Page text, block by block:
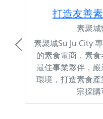
打造友善
素聚
素聚城Su Ju City
的素食電商，素
最佳事業夥伴，
環境，打造素食
宗採購
Previous